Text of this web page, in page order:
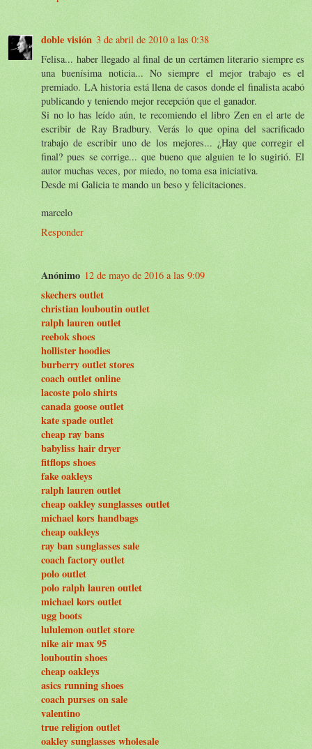
doble visión 3 de abril de 2010 a las 0:38
Felisa... haber llegado al final de un certámen literario siempre es
una buenísima noticia... No siempre el mejor trabajo es el
premiado. LA historia está llena de casos donde el finalista acabó
publicando y teniendo mejor recepción que el ganador.
Si no lo has leído aún, te recomiendo el libro Zen en el arte de
escribir de Ray Bradbury. Verás lo que opina del sacrificado
trabajo de escribir uno de los mejores... ¿Hay que corregir el
final? pues se corrige... que bueno que alguien te lo sugirió. El
autor muchas veces, por miedo, no toma esa iniciativa.
Desde mi Galicia te mando un beso y felicitaciones.
marcelo
Responder
Anónimo 12 de mayo de 2016 a las 9:09
skechers outlet
christian louboutin outlet
ralph lauren outlet
reebok shoes
hollister hoodies
burberry outlet stores
coach outlet online
lacoste polo shirts
canada goose outlet
kate spade outlet
cheap ray bans
babyliss hair dryer
fitflops shoes
fake oakleys
ralph lauren outlet
cheap oakley sunglasses outlet
michael kors handbags
cheap oakleys
ray ban sunglasses sale
coach factory outlet
polo outlet
polo ralph lauren outlet
michael kors outlet
ugg boots
lululemon outlet store
nike air max 95
louboutin shoes
cheap oakleys
asics running shoes
coach purses on sale
valentino
true religion outlet
oakley sunglasses wholesale